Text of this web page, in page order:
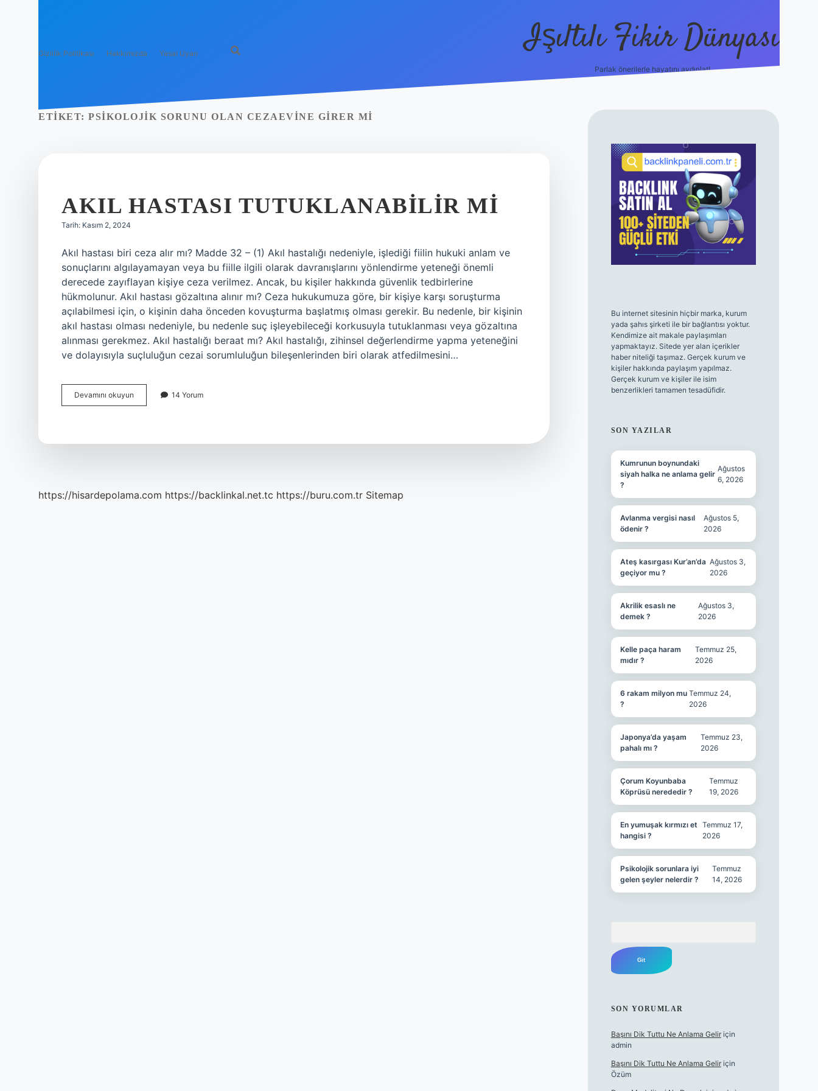
Gizlilik Politikası Hakkımızda Yasal Uyarı Işıltılı Fikir Dünyası
Parlak önerilerle hayatını aydınlat!
ETIKET: PSIKOLOJIK SORUNU OLAN CEZAEVINE GIRER MI
AKIL HASTASI TUTUKLANABILIR MI
Tarih: Kasım 2, 2024
Akıl hastası biri ceza alır mı? Madde 32 – (1) Akıl hastalığı nedeniyle, işlediği fiilin hukuki anlam ve
sonuçlarını algılayamayan veya bu fiille ilgili olarak davranışlarını yönlendirme yeteneği önemli
derecede zayıflayan kişiye ceza verilmez. Ancak, bu kişiler hakkında güvenlik tedbirlerine
hükmolunur. Akıl hastası gözaltına alınır mı? Ceza hukukumuza göre, bir kişiye karşı soruşturma
açılabilmesi için, o kişinin daha önceden kovuşturma başlatmış olması gerekir. Bu nedenle, bir kişinin
akıl hastası olması nedeniyle, bu nedenle suç işleyebileceği korkusuyla tutuklanması veya gözaltına
alınması gerekmez. Akıl hastalığı beraat mı? Akıl hastalığı, zihinsel değerlendirme yapma yeteneğini
ve dolayısıyla suçluluğun cezai sorumluluğun bileşenlerinden biri olarak atfedilmesini…
Devamını okuyun
Hastası
14 Yorum
https://hisardepolama.com https://backlinkal.net.tc https://buru.com.tr Sitemap
SIDEBAR
Bu internet sitesinin hiçbir marka, kurum
yada şahıs şirketi ile bir bağlantısı yoktur.
Kendimize ait makale paylaşımları
yapmaktayız. Sitede yer alan içerikler
haber niteliği taşımaz. Gerçek kurum ve
kişiler hakkında paylaşım yapılmaz.
Gerçek kurum ve kişiler ile isim
benzerlikleri tamamen tesadüfidir.
SON YAZILAR
Kumrunun boynundaki
siyah halka ne anlama gelir
?
Ağustos
6, 2026
Avlanma vergisi nasıl
ödenir ?
Ağustos 5,
2026
Ateş kasırgası Kur’an’da
geçiyor mu ?
Ağustos 3,
2026
Akrilik esaslı ne
demek ?
Ağustos 3,
2026
Kelle paça haram
mıdır ?
Temmuz 25,
2026
6 rakam milyon mu
?
Temmuz 24,
2026
Japonya’da yaşam
pahalı mı ?
Temmuz 23,
2026
Çorum Koyunbaba
Köprüsü nerededir ?
Temmuz
19, 2026
En yumuşak kırmızı et
hangisi ?
Temmuz 17,
2026
Psikolojik sorunlara iyi
gelen şeyler nelerdir ?
Temmuz
14, 2026
SON YORUMLAR
Başını Dik Tuttu Ne Anlama Geliriçin
admin
Başını Dik Tuttu Ne Anlama Geliriçin
Özüm
ilbet canlı